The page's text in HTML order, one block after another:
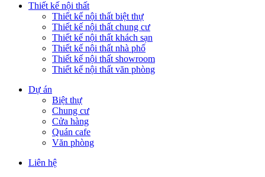
Thiết kế nội thất
Thiết kế nội thất biệt thự
Thiết kế nội thất chung cư
Thiết kế nội thất khách sạn
Thiết kế nội thất nhà phố
Thiết kế nội thất showroom
Thiết kế nội thất văn phòng
Dự án
Biệt thự
Chung cư
Cửa hàng
Quán cafe
Văn phòng
Liên hệ